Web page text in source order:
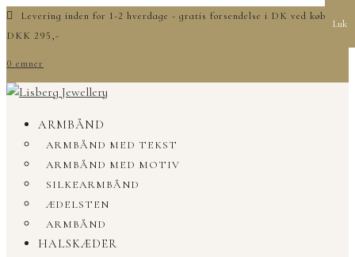
Levering inden for 1-2 hverdage - gratis forsendelse i DK ved køb over
DKK 295,-
0 emner
ARMBÅND
ARMBÅND MED TEKST
ARMBÅND MED MOTIV
SILKEARMBÅND
ÆDELSTEN
ARMBÅND
HALSKÆDER
Luk